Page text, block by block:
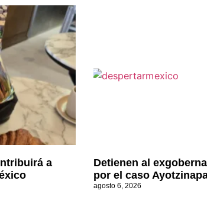
a
Detienen al
por el caso
agosto 6, 2026